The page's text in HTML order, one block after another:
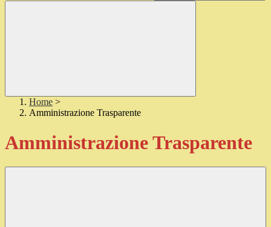
Home >
Amministrazione Trasparente
Amministrazione Trasparente